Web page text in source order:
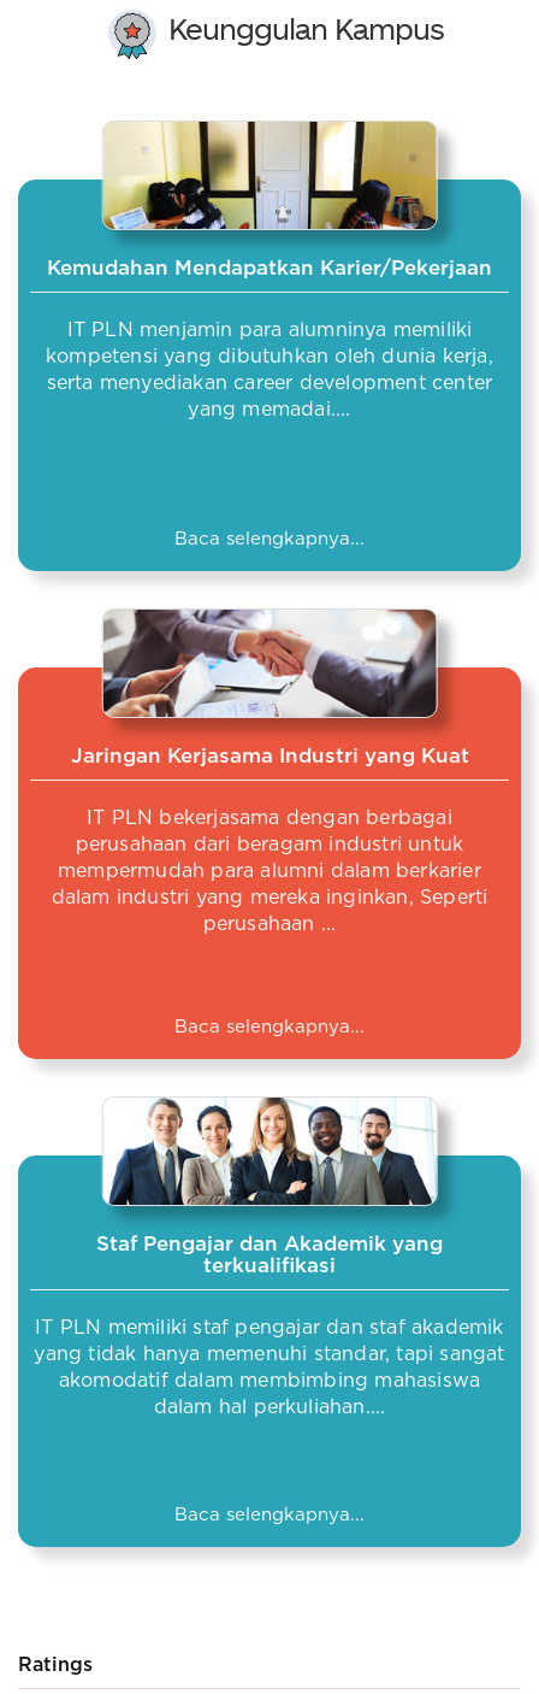
Keunggulan Kampus
Kemudahan Mendapatkan Karier/Pekerjaan
IT PLN menjamin para alumninya memiliki
kompetensi yang dibutuhkan oleh dunia kerja,
serta menyediakan career development center
yang memadai....
Baca selengkapnya...
Jaringan Kerjasama Industri yang Kuat
IT PLN bekerjasama dengan berbagai
perusahaan dari beragam industri untuk
mempermudah para alumni dalam berkarier
dalam industri yang mereka inginkan, Seperti
perusahaan ...
Baca selengkapnya...
Staf Pengajar dan Akademik yang
terkualifikasi
IT PLN memiliki staf pengajar dan staf akademik
yang tidak hanya memenuhi standar, tapi sangat
akomodatif dalam membimbing mahasiswa
dalam hal perkuliahan....
Baca selengkapnya...
Ratings